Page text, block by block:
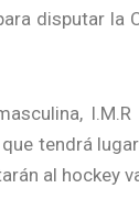
disputar la
tendrá
al hockey